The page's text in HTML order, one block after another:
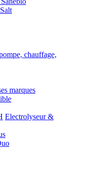
chauffage,
marques
Electrolyseur &